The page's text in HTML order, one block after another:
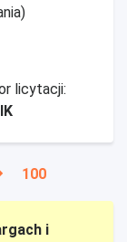
licytacji:
100
i